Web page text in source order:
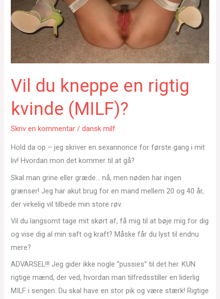
Vil du kneppe en rigtig
kvinde (MILF)?
Skriv en kommentar /dansk milf
Hold da op – jeg skriver en sexannonce for første gang i mit
liv! Hvordan mon det kommer til at gå?
Skal man grine eller græde… nå, men nøden har ingen
grænser! Jeg har akut brug for en mand mellem 20 og 40 år,
der virkelig vil tilbede min store røv.
Vil du langsomt tage mit skørt af, få mig til at bøje mig for dig
og vise dig al min saft og kraft? Måske får du lyst til endnu
mere?
ADVARSEL!!! Jeg gider ikke nogle “pussies” til det her. KUN
rigtige mænd, der ved, hvordan man tilfredsstiller en liderlig
MILF i sengen. Du skal have en stor pik og være stærk! Rigtige